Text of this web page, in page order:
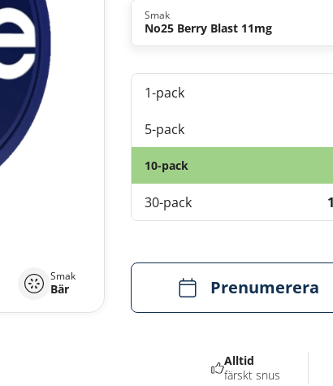
Smak
Bär
Smak
No25 Berry Blast 11mg
1-pack
5-pack
10-pack
30-pack
Prenumerera
Alltid
färskt snus